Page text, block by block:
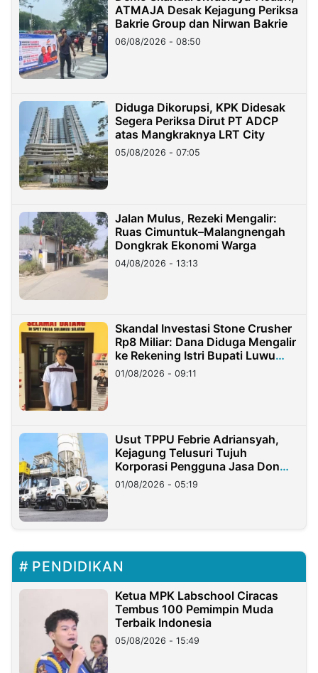
ATMAJA Desak Kejagung Periksa
Bakrie Group dan Nirwan Bakrie
06/08/2026 - 08:50
Diduga Dikorupsi, KPK Didesak
Segera Periksa Dirut PT ADCP
atas Mangkraknya LRT City
05/08/2026 - 07:05
Jalan Mulus, Rezeki Mengalir:
Ruas Cimuntuk–Malangnengah
Dongkrak Ekonomi Warga
04/08/2026 - 13:13
Skandal Investasi Stone Crusher
Rp8 Miliar: Dana Diduga Mengalir
ke Rekening Istri Bupati Luwu
Timur
01/08/2026 - 09:11
Usut TPPU Febrie Adriansyah,
Kejagung Telusuri Tujuh
Korporasi Pengguna Jasa Don
Ritto
01/08/2026 - 05:19
PENDIDIKAN
Ketua MPK Labschool Ciracas
Tembus 100 Pemimpin Muda
Terbaik Indonesia
05/08/2026 - 15:49